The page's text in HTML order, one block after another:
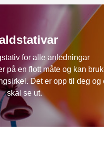
for alle anledningar
på en flott måte og kan
Det er opp til deg
skal se ut.